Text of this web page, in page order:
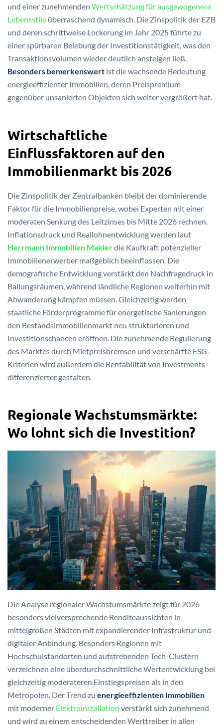
und einer zunehmenden Wertschätzung für ausgewogenere
Lebensstile überraschend dynamisch. Die Zinspolitik der EZB
und deren schrittweise Lockerung im Jahr 2025 führte zu
einer spürbaren Belebung der Investitionstätigkeit, was den
Transaktionsvolumen wieder deutlich ansteigen ließ.
Besonders bemerkenswert ist die wachsende Bedeutung
energieeffizienter Immobilien, deren Preispremium
gegenüber unsanierten Objekten sich weiter vergrößert hat.
Wirtschaftliche
Einflussfaktoren auf den
Immobilienmarkt bis 2026
Die Zinspolitik der Zentralbanken bleibt der dominierende
Faktor für die Immobilienpreise, wobei Experten mit einer
moderaten Senkung des Leitzinses bis Mitte 2026 rechnen.
Inflationsdruck und Reallohnentwicklung werden laut
Herrmann Immobilien Maklerdie Kaufkraft potenzieller
Immobilienerwerber maßgeblich beeinflussen. Die
demografische Entwicklung verstärkt den Nachfragedruck in
Ballungsräumen, während ländliche Regionen weiterhin mit
Abwanderung kämpfen müssen. Gleichzeitig werden
staatliche Förderprogramme für energetische Sanierungen
den Bestandsimmobilienmarkt neu strukturieren und
Investitionschancen eröffnen. Die zunehmende Regulierung
des Marktes durch Mietpreisbremsen und verschärfte ESG-
Kriterien wird außerdem die Rentabilität von Investments
differenzierter gestalten.
Regionale Wachstumsmärkte:
Wo lohnt sich die Investition?
Die Analyse regionaler Wachstumsmärkte zeigt für 2026
besonders vielversprechende Renditeaussichten in
mittelgroßen Städten mit expandierender Infrastruktur und
digitaler Anbindung. Besonders Regionen mit
Hochschulstandorten und aufstrebenden Tech-Clustern
verzeichnen eine überdurchschnittliche Wertentwicklung bei
gleichzeitig moderateren Einstiegspreisen als in den
Metropolen. Der Trend zu energieeffizienten Immobilien
mit moderner Elektroinstallation verstärkt sich zunehmend
und wird zu einem entscheidenden Werttreiber in allen